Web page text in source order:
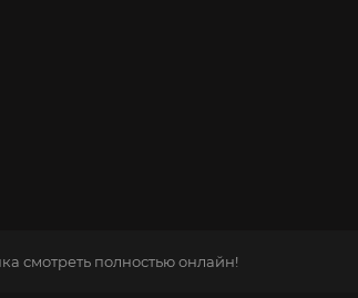
смотреть полностью онлайн!